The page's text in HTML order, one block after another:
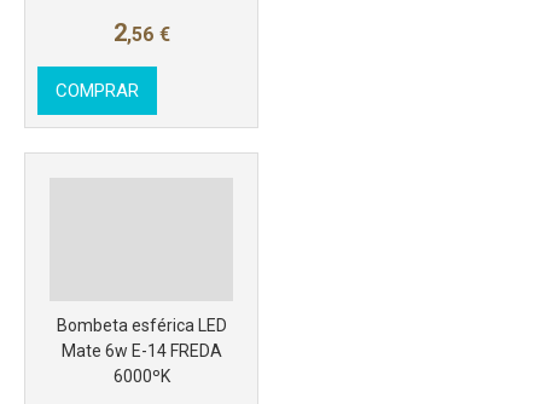
2,56 €
COMPRAR
Bombeta esférica LED
Mate 6w E-14 FREDA
6000ºK
Más info